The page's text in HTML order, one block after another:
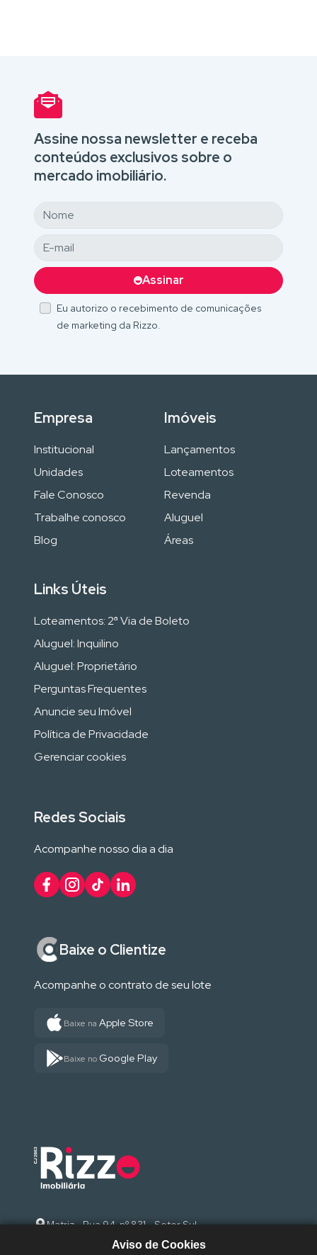
Assine nossa newsletter e receba
conteúdos exclusivos sobre o
mercado imobiliário.
Assinar
Eu autorizo o recebimento de comunicações
de marketing da Rizzo.
Matriz - Rua 94, nº 831 - Setor Sul
Empresa
Institucional
Unidades
Fale Conosco
Trabalhe conosco
Blog
Imóveis
Lançamentos
Loteamentos
Revenda
Aluguel
Áreas
Links Úteis
Loteamentos: 2ª Via de Boleto
Aluguel: Inquilino
Aluguel: Proprietário
Perguntas Frequentes
Anuncie seu Imóvel
Política de Privacidade
Gerenciar cookies
Redes Sociais
Acompanhe nosso dia a dia
Baixe o Clientize
Acompanhe o contrato de seu lote
Baixe na Apple Store
Baixe no Google Play
Aviso de Cookies